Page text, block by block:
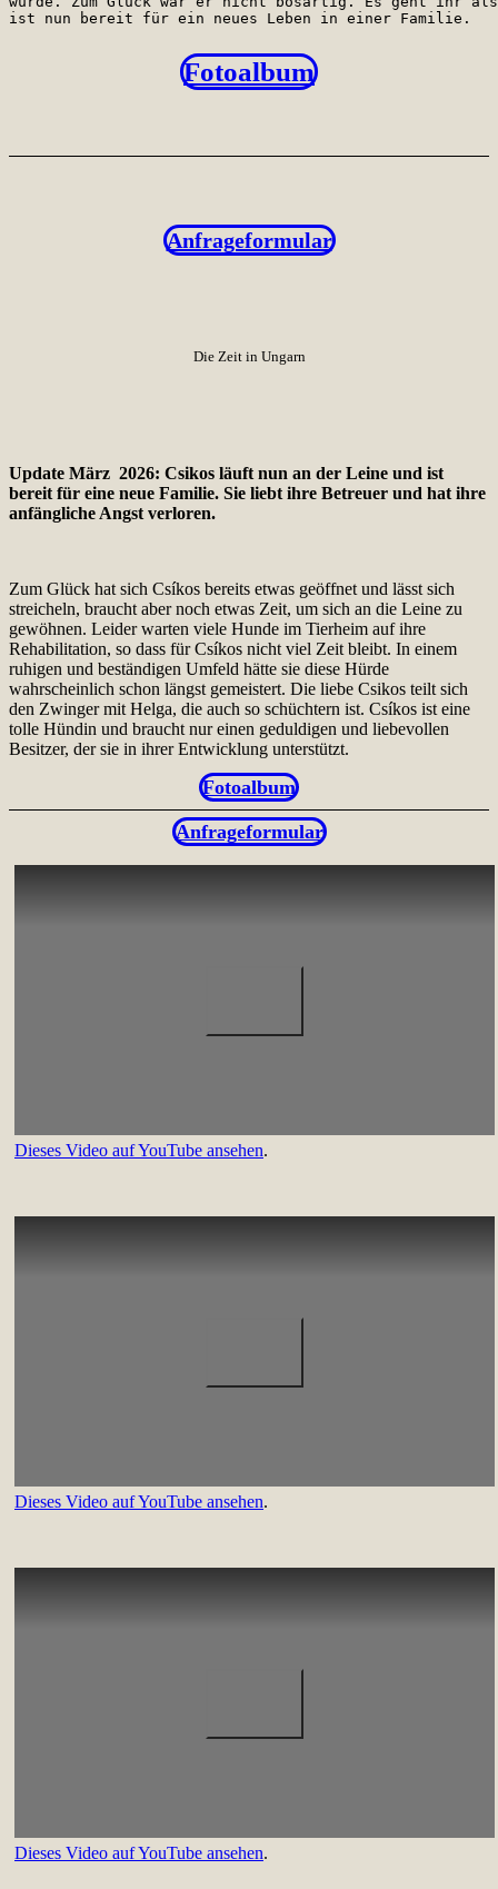
ist nun bereit für ein neues Leben in einer Familie.
Fotoalbum
Anfrageformular
Die Zeit in Ungarn
Update März 2026: Csikos läuft nun an der Leine und ist
bereit für eine neue Familie. Sie liebt ihre Betreuer und hat ihre
anfängliche Angst verloren.
Zum Glück hat sich Csíkos bereits etwas geöffnet und lässt sich
streicheln, braucht aber noch etwas Zeit, um sich an die Leine zu
gewöhnen. Leider warten viele Hunde im Tierheim auf ihre
Rehabilitation, so dass für Csíkos nicht viel Zeit bleibt. In einem
ruhigen und beständigen Umfeld hätte sie diese Hürde
wahrscheinlich schon längst gemeistert. Die liebe Csikos teilt sich
den Zwinger mit Helga, die auch so schüchtern ist. Csíkos ist eine
tolle Hündin und braucht nur einen geduldigen und liebevollen
Besitzer, der sie in ihrer Entwicklung unterstützt.
Fotoalbum
Anfrageformular
Dieses Video auf YouTube ansehen.
Dieses Video auf YouTube ansehen.
Dieses Video auf YouTube ansehen.